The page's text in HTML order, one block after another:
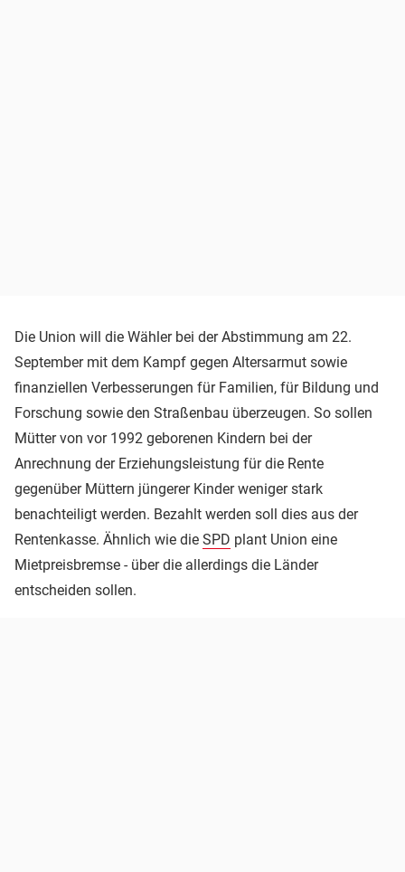
Die Union will die Wähler bei der Abstimmung am 22.
September mit dem Kampf gegen Altersarmut sowie
finanziellen Verbesserungen für Familien, für Bildung und
Forschung sowie den Straßenbau überzeugen. So sollen
Mütter von vor 1992 geborenen Kindern bei der
Anrechnung der Erziehungsleistung für die Rente
gegenüber Müttern jüngerer Kinder weniger stark
benachteiligt werden. Bezahlt werden soll dies aus der
Rentenkasse. Ähnlich wie die SPD plant Union eine
Mietpreisbremse - über die allerdings die Länder
entscheiden sollen.